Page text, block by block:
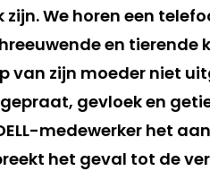
We horen een
en tierende
zijn moeder niet
gevloek en
medewerker het
het geval tot de